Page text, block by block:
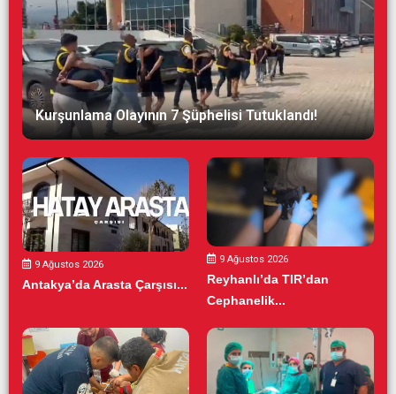
Kurşunlama Olayının 7 Şüphelisi Tutuklandı!
9 Ağustos 2026
Antakya’da Arasta Çarşısı...
9 Ağustos 2026
Reyhanlı’da TIR’dan
Cephanelik...